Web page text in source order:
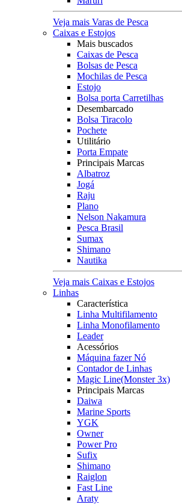
Veja mais Varas de Pesca
Caixas e Estojos
Mais buscados
Caixas de Pesca
Bolsas de Pesca
Mochilas de Pesca
Estojo
Bolsa porta Carretilhas
Desembarcado
Bolsa Tiracolo
Pochete
Utilitário
Porta Empate
Principais Marcas
Albatroz
Jogá
Raju
Plano
Nelson Nakamura
Pesca Brasil
Sumax
Shimano
Nautika
Veja mais Caixas e Estojos
Linhas
Característica
Linha Multifilamento
Linha Monofilamento
Leader
Acessórios
Máquina fazer Nó
Contador de Linhas
Magic Line(Monster 3x)
Principais Marcas
Daiwa
Marine Sports
YGK
Owner
Power Pro
Sufix
Shimano
Raiglon
Fast Line
Araty